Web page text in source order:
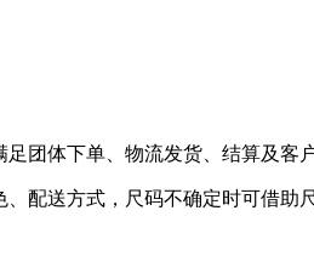
团体下单、物流发货、结算及客
配送方式，尺码不确定时可借助